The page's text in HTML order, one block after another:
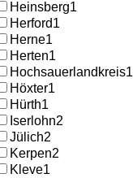
Heinsberg1
Herford1
Herne1
Herten1
Hochsauerlandkreis1
Höxter1
Hürth1
Iserlohn2
Jülich2
Kerpen2
Kleve1